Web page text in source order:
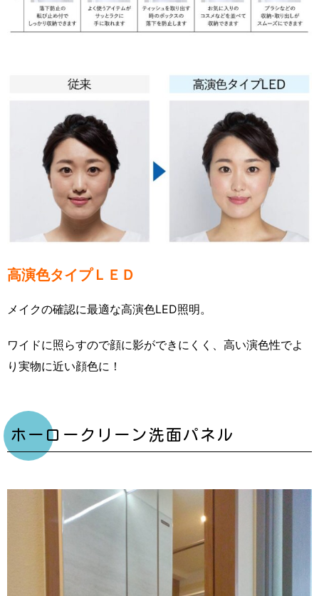
高演色タイプＬＥＤ
メイクの確認に最適な高演色LED照明。
ワイドに照らすので顔に影ができにくく、高い演色性でよ
り実物に近い顔色に！
ホーロークリーン洗面パネル